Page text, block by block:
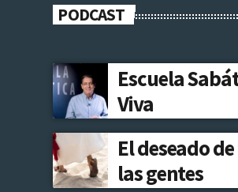
PODCAST
Escuela
Viva
El deseado
las gentes